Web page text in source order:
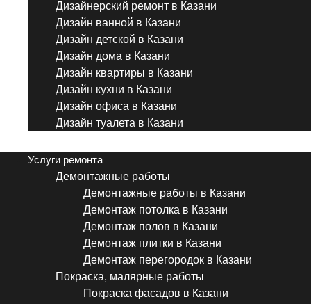
Дизайнерский ремонт в Казани
Дизайн ванной в Казани
Дизайн детской в Казани
Дизайн дома в Казани
Дизайн квартиры в Казани
Дизайн кухни в Казани
Дизайн офиса в Казани
Дизайн туалета в Казани
Услуги ремонта
Демонтажные работы
Демонтажные работы в Казани
Демонтаж потолка в Казани
Демонтаж полов в Казани
Демонтаж плитки в Казани
Демонтаж перегородок в Казани
Покраска, малярные работы
Покраска фасадов в Казани